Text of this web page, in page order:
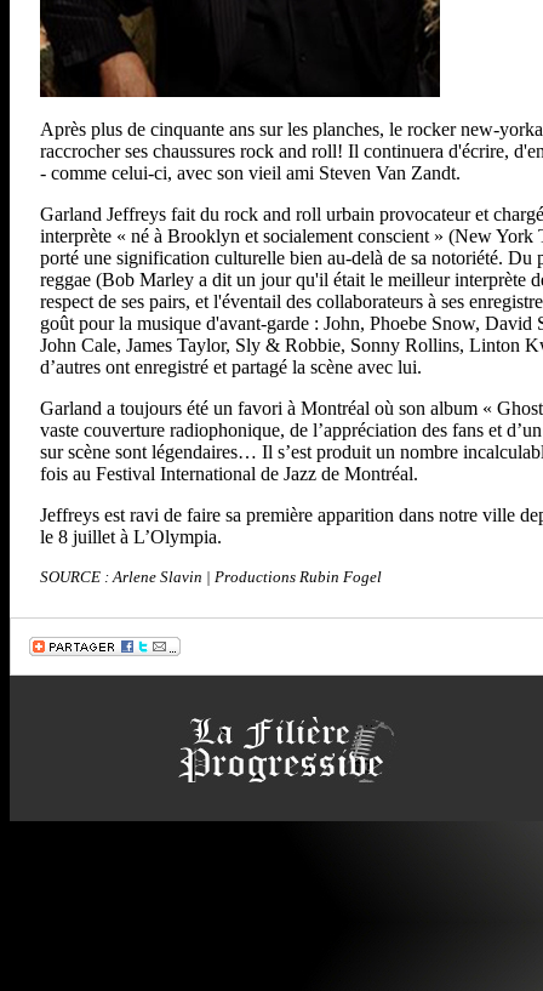
Après plus de cinquante ans sur les planches, le rocker new-
raccrocher ses chaussures rock and roll! Il continuera d'écrire,
- comme celui-ci, avec son vieil ami Steven Van Zandt.
Garland Jeffreys fait du rock and roll urbain provocateur et
interprète « né à Brooklyn et socialement conscient » (New York
porté une signification culturelle bien au-delà de sa notoriété.
reggae (Bob Marley a dit un jour qu'il était le meilleur interprète
respect de ses pairs, et l'éventail des collaborateurs à ses
goût pour la musique d'avant-garde : John, Phoebe Snow,
John Cale, James Taylor, Sly & Robbie, Sonny Rollins, Linton
d’autres ont enregistré et partagé la scène avec lui.
Garland a toujours été un favori à Montréal où son album «
vaste couverture radiophonique, de l’appréciation des fans et
sur scène sont légendaires… Il s’est produit un nombre
fois au Festival International de Jazz de Montréal.
Jeffreys est ravi de faire sa première apparition dans notre ville
le 8 juillet à L’Olympia.
SOURCE : Arlene Slavin | Productions Rubin Fogel